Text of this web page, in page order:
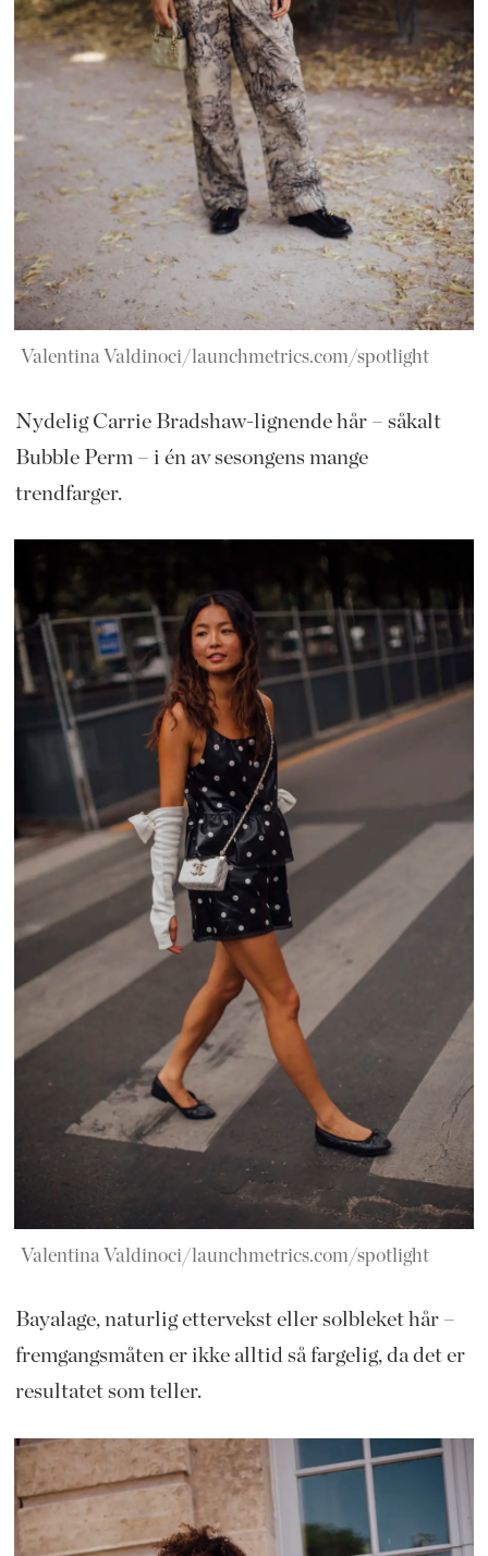
Valentina Valdinoci/launchmetrics.com/spotlight
Nydelig Carrie Bradshaw-lignende hår – såkalt
Bubble Perm – i én av sesongens mange
trendfarger.
Valentina Valdinoci/launchmetrics.com/spotlight
Bayalage, naturlig ettervekst eller solbleket hår –
fremgangsmåten er ikke alltid så fargelig, da det er
resultatet som teller.